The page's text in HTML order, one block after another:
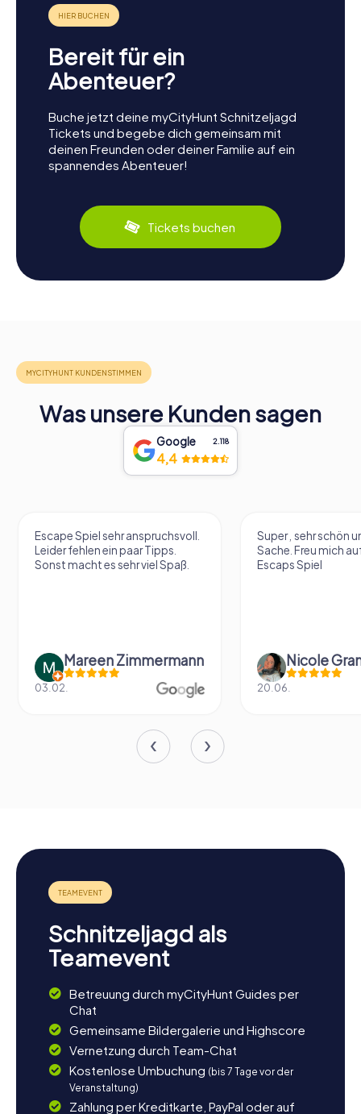
Bereit für ein
Abenteuer?
Buche jetzt deine myCityHunt Schnitzeljagd
Tickets und begebe dich gemeinsam mit
deinen Freunden oder deiner Familie auf ein
spannendes Abenteuer!
Tickets buchen
Was unsere Kunden sagen
Google 2.118
4,4
Escape Spiel sehr anspruchsvoll.
Leider fehlen ein paar Tipps.
Sonst macht es sehr viel Spaß.
Mareen Zimmermann
03.02.
Super , sehr schön
Sache. Freu mich
Escaps Spiel
Nicole
20.06.
Schnitzeljagd als
Teamevent
Betreuung durch myCityHunt Guides per
Chat
Gemeinsame Bildergalerie und Highscore
Vernetzung durch Team-Chat
Kostenlose Umbuchung (bis 7 Tage vor der
Veranstaltung)
Zahlung per Kreditkarte, PayPal oder auf